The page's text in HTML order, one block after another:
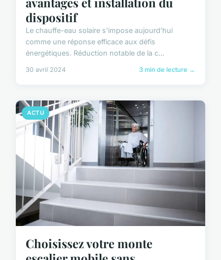
dispositif
Le chauffe-eau solaire s'impose aujourd'hui
comme une réponse efficace aux défis
énergétiques. Réduction notable de la c...
30 avril 2024 3 min de lecture →
ACTU
Choisissez votre monte